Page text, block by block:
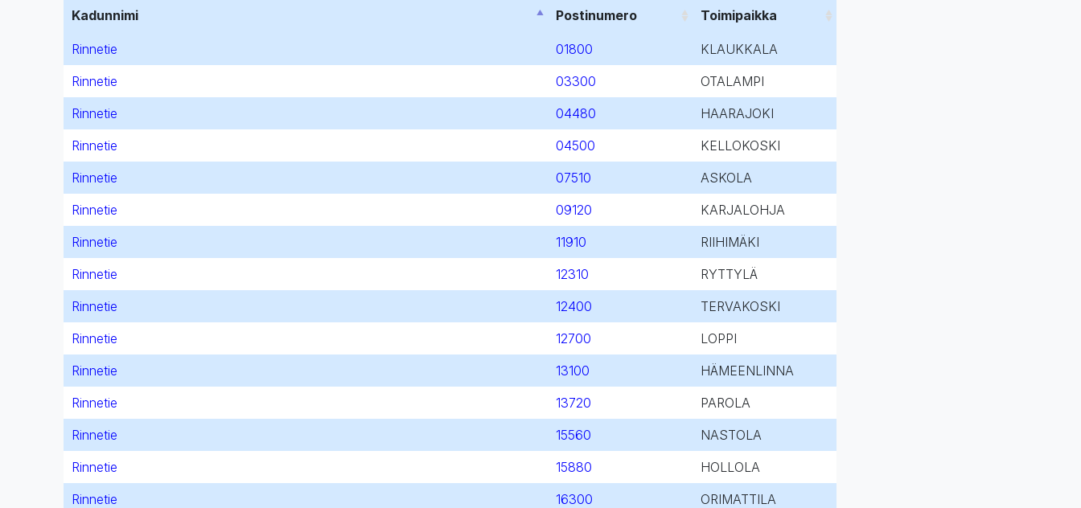
Kadunnimi Postinumero Toimipaikka
Rinnetie 01800
KLAUKKALA
Rinnetie
03300
OTALAMPI
Rinnetie
04480
HAARAJOKI
Rinnetie
04500
KELLOKOSKI
Rinnetie
07510
ASKOLA
Rinnetie
09120
KARJALOHJA
Rinnetie
11910
RIIHIMÄKI
Rinnetie
12310
RYTTYLÄ
Rinnetie
12400
TERVAKOSKI
Rinnetie
12700
LOPPI
Rinnetie
13100
HÄMEENLINNA
Rinnetie
13720
PAROLA
Rinnetie
15560
NASTOLA
Rinnetie
15880
HOLLOLA
Rinnetie
16300
ORIMATTILA